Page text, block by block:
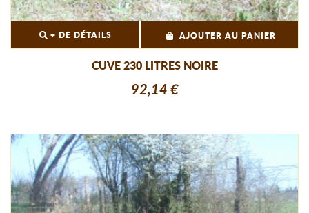
+ DE DÉTAILS AJOUTER AU PANIER
CUVE 230 LITRES NOIRE
92,14 €